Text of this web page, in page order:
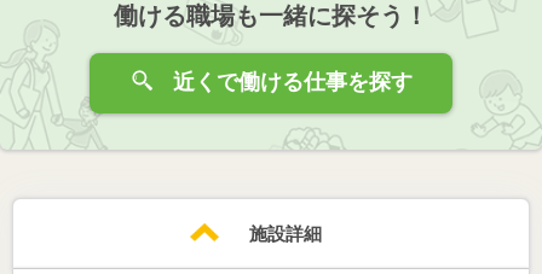
働ける職場も一緒に探そう！
近くで働ける仕事を探す
施設詳細